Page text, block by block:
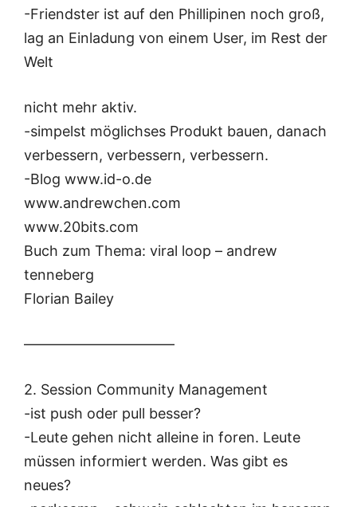
-Friendster ist auf den Phillipinen noch groß,
lag an Einladung von einem User, im Rest der
Welt
nicht mehr aktiv.
-simpelst möglichses Produkt bauen, danach
verbessern, verbessern, verbessern.
-Blog www.id-o.de
www.andrewchen.com
www.20bits.com
Buch zum Thema: viral loop – andrew
tenneberg
Florian Bailey
——————————–
2. Session Community Management
-ist push oder pull besser?
-Leute gehen nicht alleine in foren. Leute
müssen informiert werden. Was gibt es
neues?